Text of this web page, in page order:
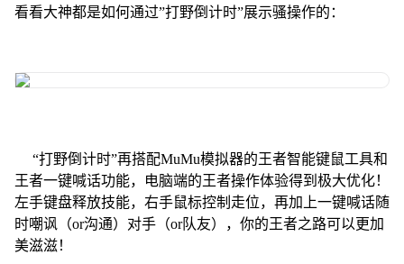
看看大神都是如何通过”打野倒计时”展示骚操作的：
“打野倒计时”再搭配MuMu模拟器的王者智能键鼠工具和
王者一键喊话功能，电脑端的王者操作体验得到极大优化！
左手键盘释放技能，右手鼠标控制走位，再加上一键喊话随
时嘲讽（or沟通）对手（or队友），你的王者之路可以更加
美滋滋！